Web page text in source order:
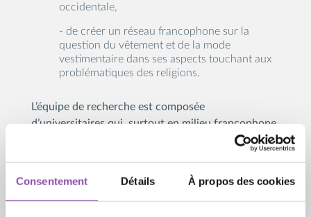
Consentement Détails À propos des cookies
occidentale,
- de créer un réseau francophone sur la
question du vêtement et de la mode
vestimentaire dans ses aspects touchant aux
problématiques des religions.
L’équipe de recherche est composée
d’universitaires qui, surtout en milieu francophone,
sont à la pointe de la recherche en ce domaine qui
jeu la philosophie, l’esthétique, la sémiologie,
l’anthropologie, la théologie et l’histoire.